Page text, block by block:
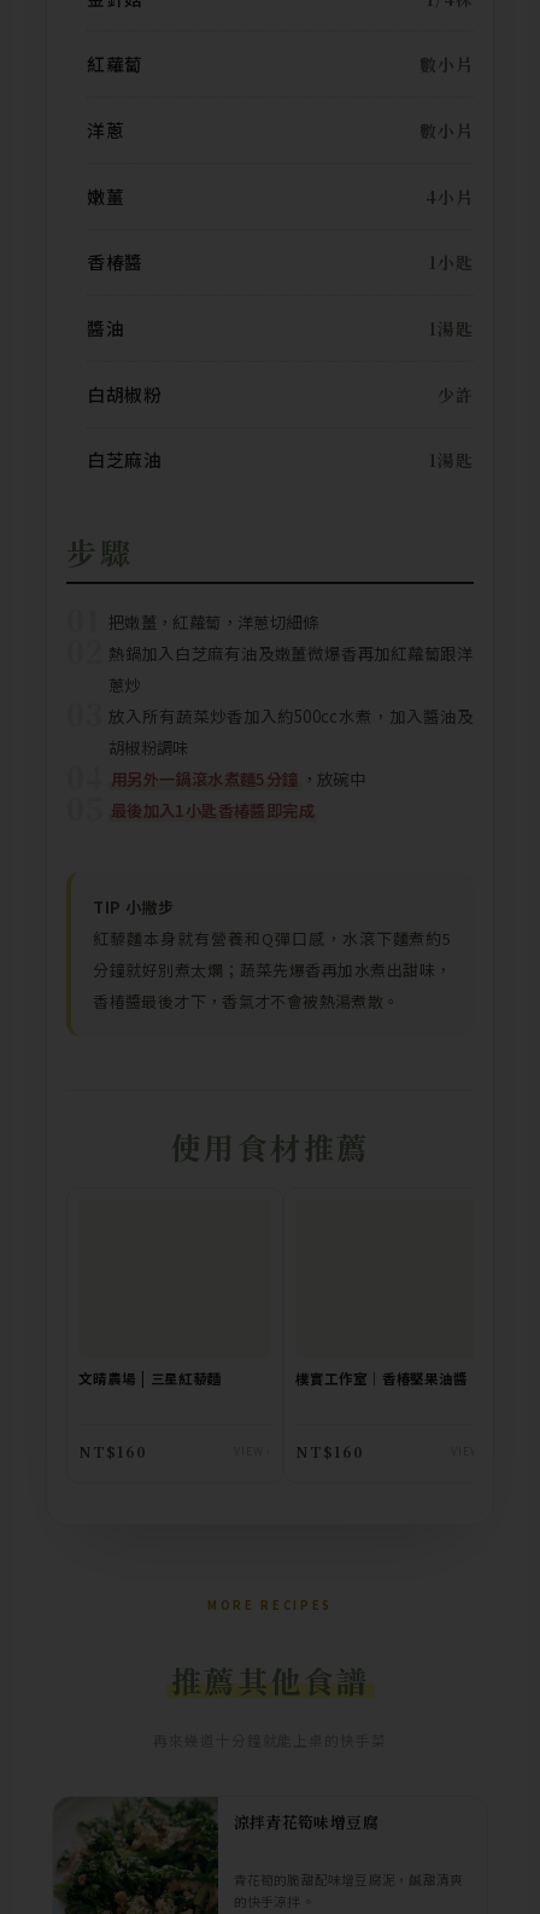
紅蘿蔔 數小片
洋蔥 數小片
嫩薑 4小片
香椿醬 1小匙
醬油 1湯匙
白胡椒粉 少許
白芝麻油 1湯匙
步驟
把嫩薑，紅蘿蔔，洋蔥切細條
熱鍋加入白芝麻有油及嫩薑微爆香再加紅蘿蔔跟洋
蔥炒
放入所有蔬菜炒香加入約500cc水煮，加入醬油及
胡椒粉調味
用另外一鍋滾水煮麵5分鐘 ，放碗中
最後加入1小匙香椿醬即完成
TIP 小撇步
紅藜麵本身就有營養和Q彈口感，水滾下麵煮約5
分鐘就好別煮太爛；蔬菜先爆香再加水煮出甜味，
香椿醬最後才下，香氣才不會被熱湯煮散。
使用食材推薦
文晴農場 | 三星紅藜麵
NT$160
樸實工作室｜香椿堅果油醬
NT$160
MORE RECIPES
推薦其他食譜
涼拌青花筍味增豆腐
青花筍的脆甜配味增豆腐泥，鹹甜清爽
的快手涼拌。